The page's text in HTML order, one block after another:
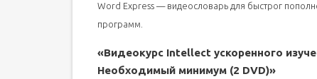
Word Express — видеословарь для быстрог
программ.
«Видеокурс Intellect ускоренного
Необходимый минимум (2 DVD)»